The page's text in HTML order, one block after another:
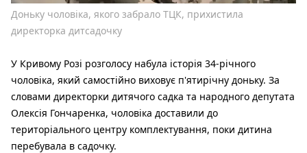
Доньку чоловіка, якого забрало ТЦК, прихистила
директорка дитсадочку
У Кривому Розі розголосу набула історія 34-річного
чоловіка, який самостійно виховує п'ятирічну доньку. За
словами директорки дитячого садка та народного депутата
Олексія Гончаренка, чоловіка доставили до
територіального центру комплектування, поки дитина
перебувала в садочку.